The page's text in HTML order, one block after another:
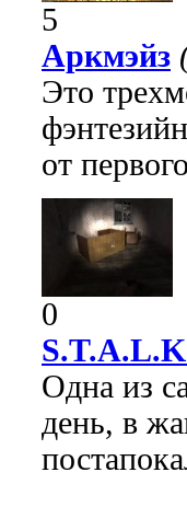
5
Аркмэйз
Это
от
0
Одна из
день, в